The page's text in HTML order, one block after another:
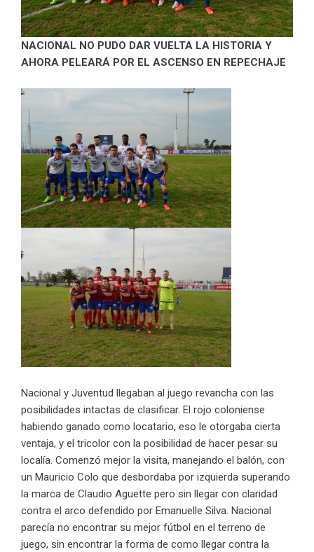
NACIONAL NO PUDO DAR VUELTA LA HISTORIA Y
AHORA PELEARÁ POR EL ASCENSO EN REPECHAJE
Nacional y Juventud llegaban al juego revancha con las
posibilidades intactas de clasificar. El rojo coloniense
habiendo ganado como locatario, eso le otorgaba cierta
ventaja, y el tricolor con la posibilidad de hacer pesar su
localía. Comenzó mejor la visita, manejando el balón, con
un Mauricio Colo que desbordaba por izquierda superando
la marca de Claudio Aguette pero sin llegar con claridad
contra el arco defendido por Emanuelle Silva. Nacional
parecía no encontrar su mejor fútbol en el terreno de
juego, sin encontrar la forma de como llegar contra la